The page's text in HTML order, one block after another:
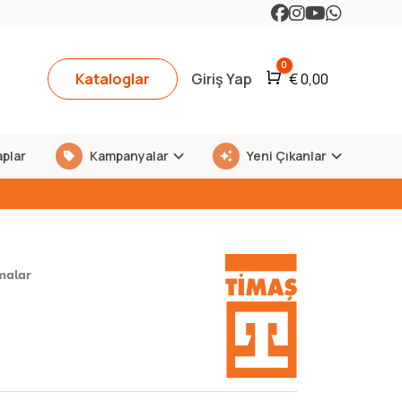
Kataloglar Giriş Yap Araba
0
€0,00
Kampanyalar Yeni Çıkanlar